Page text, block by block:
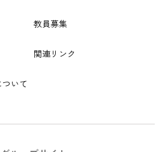
いて
教員募集
関連リンク